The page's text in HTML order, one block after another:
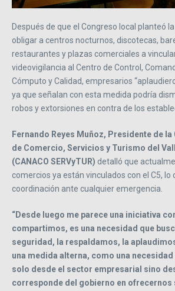
Después de que el Congreso local planteó
obligar a centros nocturnos, discotecas,
restaurantes y plazas comerciales a
videovigilancia al Centro de Control,
Cómputo y Calidad, empresarios
ya que señalan con esta medida podría
robos y extorsiones en contra de los
Fernando Reyes Muñoz, Presidente de la
de Comercio, Servicios y Turismo del
(CANACO SERVyTUR) detalló que
comercios ya están vinculados con el C5,
coordinación ante cualquier emergencia.
“Desde luego me parece una iniciativa
compartimos, es una necesidad que
seguridad, la respaldamos, la
una medida alterna, como una
solo desde el sector empresarial sino
corresponde del gobierno en ofrecernos